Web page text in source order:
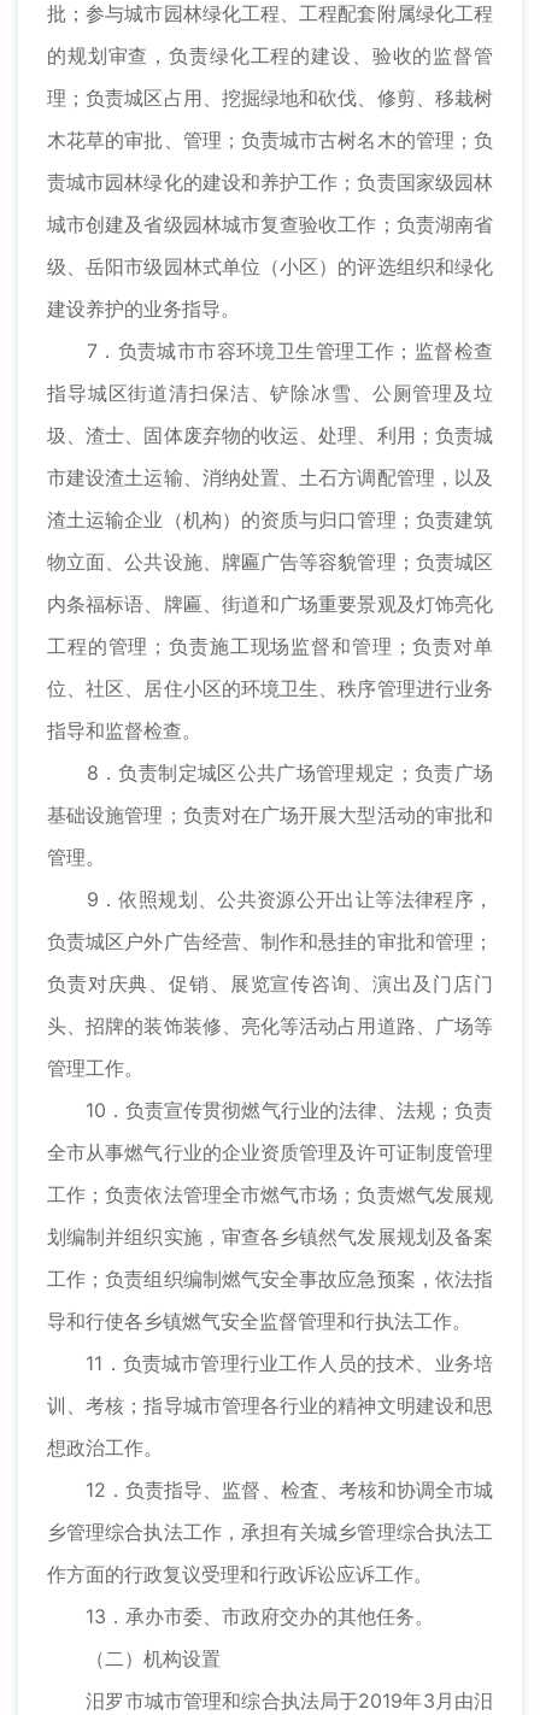
批；参与城市园林绿化工程、工程配套附属绿化工程
的规划审查，负责绿化工程的建设、验收的监督管
理；负责城区占用、挖掘绿地和砍伐、修剪、移栽树
木花草的审批、管理；负责城市古树名木的管理；负
责城市园林绿化的建设和养护工作；负责国家级园林
城市创建及省级园林城市复查验收工作；负责湖南省
级、岳阳市级园林式单位（小区）的评选组织和绿化
建设养护的业务指导。
7．负责城市市容环境卫生管理工作；监督检查
指导城区街道清扫保洁、铲除冰雪、公厕管理及垃
圾、渣士、固体废弃物的收运、处理、利用；负责城
市建设渣土运输、消纳处置、土石方调配管理，以及
渣土运输企业（机构）的资质与归口管理；负责建筑
物立面、公共设施、牌匾广告等容貌管理；负责城区
内条福标语、牌匾、街道和广场重要景观及灯饰亮化
工程的管理；负责施工现场监督和管理；负责对单
位、社区、居住小区的环境卫生、秩序管理进行业务
指导和监督检查。
8．负责制定城区公共广场管理规定；负责广场
基础设施管理；负责对在广场开展大型活动的审批和
管理。
9．依照规划、公共资源公开出让等法律程序，
负责城区户外广告经营、制作和悬挂的审批和管理；
负责对庆典、促销、展览宣传咨询、演出及门店门
头、招牌的装饰装修、亮化等活动占用道路、广场等
管理工作。
10．负责宣传贯彻燃气行业的法律、法规；负责
全市从事燃气行业的企业资质管理及许可证制度管理
工作；负责依法管理全市燃气市场；负责燃气发展规
划编制并组织实施，审查各乡镇然气发展规划及备案
工作；负责组织编制燃气安全事故应急预案，依法指
导和行使各乡镇燃气安全监督管理和行执法工作。
11．负责城市管理行业工作人员的技术、业务培
训、考核；指导城市管理各行业的精神文明建设和思
想政治工作。
12．负责指导、监督、检査、考核和协调全市城
乡管理综合执法工作，承担有关城乡管理综合执法工
作方面的行政复议受理和行政诉讼应诉工作。
13．承办市委、市政府交办的其他任务。
（二）机构设置
汨罗市城市管理和综合执法局于2019年3月由汨